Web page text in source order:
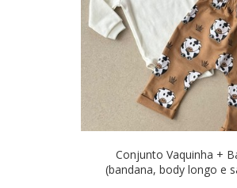
Conjunto Vaquinha +
(bandana, body longo e